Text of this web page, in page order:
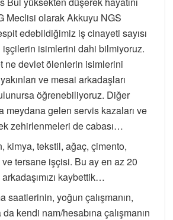
Meclisi olarak Akkuyu NGS
edebildiğimiz iş cinayeti sayısı
işçilerin isimlerini dahi bilmiyoruz.
ne devlet ölenlerin isimlerini
ve mesai arkadaşları
öğrenebiliyoruz. Diğer
meydana gelen servis kazaları ve
zehirlenmeleri de cabası…
kimya, tekstil, ağaç, çimento,
tersane işçisi. Bu ay en az 20
kaybettik…
saatlerinin, yoğun çalışmanın,
da kendi nam/hesabına çalışmanın